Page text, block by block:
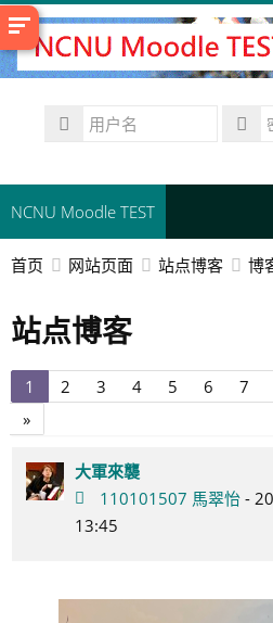
跳
到
主
NCNU Moodle TEST
常用連結
简体中文 ‎(zh_cn)‎
索
课
首页 网站页面 站点博客 博
站点博客
1
1
2
2
3
3
4页
4
5
5
6
6
7
7
»下
一
页
大軍來襲
110101507 馬翠怡-
13:45